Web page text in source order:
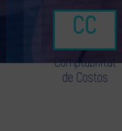
Comptabilitat
de Costos